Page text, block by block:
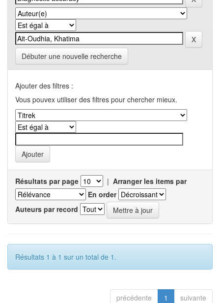
Débuter une nouvelle recherche
Ajouter des filtres :
Vous pouvex utiliser des filtres pour chercher mieux.
Résultats par page | Arranger les items par
En order
Auteurs par record
Résultats 1 à 1 sur un total de 1.
précédente 1 suivante